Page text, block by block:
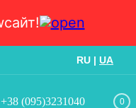
сайт!
RU | UA
+38 (095)3231040 0